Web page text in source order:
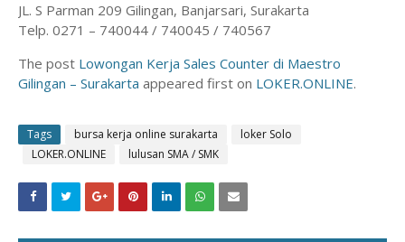
JL. S Parman 209 Gilingan, Banjarsari, Surakarta
Telp. 0271 – 740044 / 740045 / 740567
The post Lowongan Kerja Sales Counter di Maestro
Gilingan – Surakarta appeared first on LOKER.ONLINE.
Tags bursa kerja online surakarta
loker Solo
LOKER.ONLINE
lulusan SMA / SMK